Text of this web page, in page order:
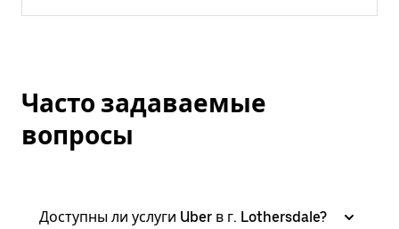
Часто задаваемые
вопросы
Доступны ли услуги Uber в г. Lothersdale?